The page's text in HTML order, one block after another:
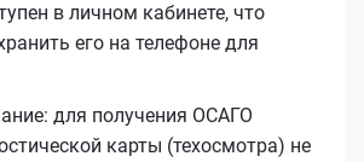
в личном кабинете, что
его на телефоне для
для получения ОСАГО
карты (техосмотра) не